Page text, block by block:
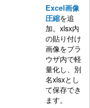
Excel画像
圧縮を追
加。xlsx内
の貼り付け
画像をブラ
ウザ内で軽
量化し、別
名xlsxとし
て保存でき
ます。